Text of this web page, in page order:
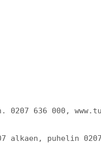
0207 636 000,
alkaen, puhelin